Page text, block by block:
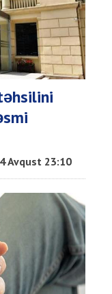
4 Avqust 23:10